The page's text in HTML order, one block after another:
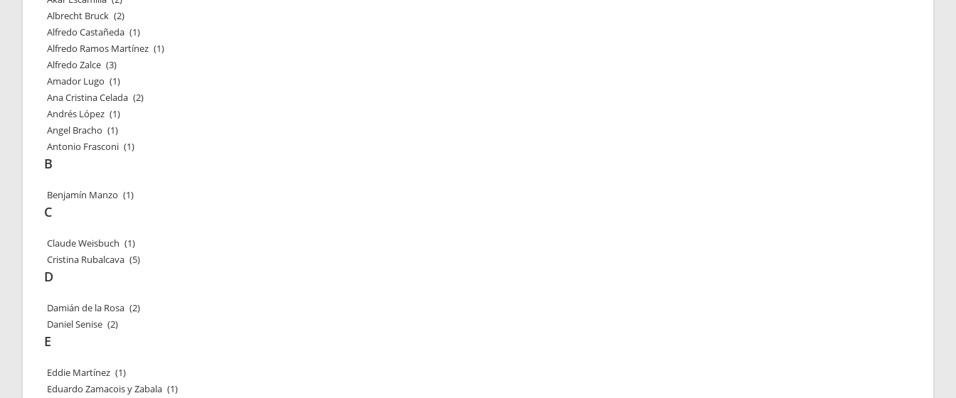
Albrecht Bruck (2)
Alfredo Castañeda (1)
Alfredo Ramos Martínez (1)
Alfredo Zalce (3)
Amador Lugo (1)
Ana Cristina Celada (2)
Andrés López (1)
Angel Bracho (1)
Antonio Frasconi (1)
B
Benjamín Manzo (1)
C
Claude Weisbuch (1)
Cristina Rubalcava (5)
D
Damián de la Rosa (2)
Daniel Senise (2)
E
Eddie Martínez (1)
Eduardo Zamacois y Zabala (1)